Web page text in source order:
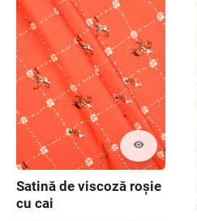
visibility
Satină de viscoză roșie
cu cai